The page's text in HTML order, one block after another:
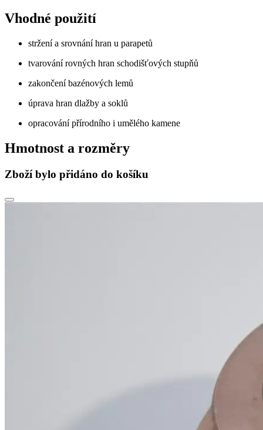
Vhodné použití
stržení a srovnání hran u parapetů
tvarování rovných hran schodišťových stupňů
zakončení bazénových lemů
úprava hran dlažby a soklů
opracování přírodního i umělého kamene
Hmotnost a rozměry
Zboží bylo přidáno do košíku